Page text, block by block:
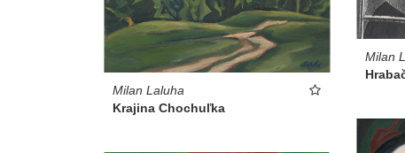
Milan
Milan Laluha
Krajina Chochuľka